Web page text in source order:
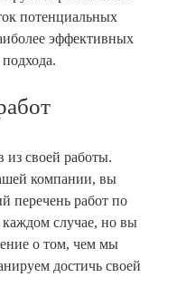
потенциальных
эффективных
из своей работы.
компании, вы
перечень работ по
случае, но вы
о том, чем мы
достичь своей